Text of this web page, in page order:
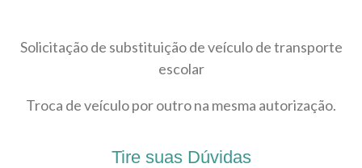
Solicitação de substituição de veículo de transporte
escolar
Troca de veículo por outro na mesma autorização.
Tire suas Dúvidas